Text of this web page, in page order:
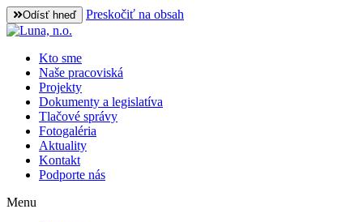
Odísť hneď Preskočiť na obsah
Kto sme
Naše pracoviská
Projekty
Dokumenty a legislatíva
Tlačové správy
Fotogaléria
Aktuality
Kontakt
Podporte nás
Menu